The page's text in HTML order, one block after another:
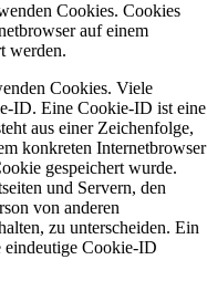
Cookies. Cookies
auf einem
werden.
Cookies. Viele
ID. Eine Cookie-ID ist eine
aus einer Zeichenfolge,
konkreten Internetbrowser
gespeichert wurde.
und Servern, den
von anderen
zu unterscheiden. Ein
eindeutige Cookie-ID